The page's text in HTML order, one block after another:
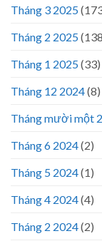
Tháng 3 2025
Tháng 2 2025
Tháng 1 2025(33)
Tháng 12 2024(8)
Tháng mười một
Tháng 6 2024(2)
Tháng 5 2024(1)
Tháng 4 2024(4)
Tháng 2 2024(2)